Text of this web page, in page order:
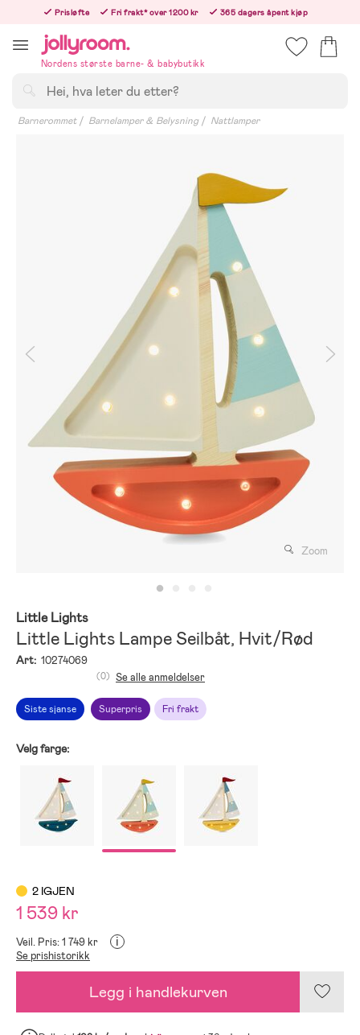
innehållet
Prisløfte Fri frakt* over 1200 kr
365 dagers åpent kjøp
Nordens største barne- & babybutikk
Barnerommet Barnelamper & Belysning Nattlamper
Zoom
Little Lights
Little Lights Lampe Seilbåt, Hvit/Rød
Art: 10274069
Siste sjanse Superpris Fri frakt
(0) Se alle anmeldelser
Velg farge:
2 IGJEN
1 539 kr
Veil. Pris: 1 749 kr i
Se prishistorikk
Legg i handlekurven